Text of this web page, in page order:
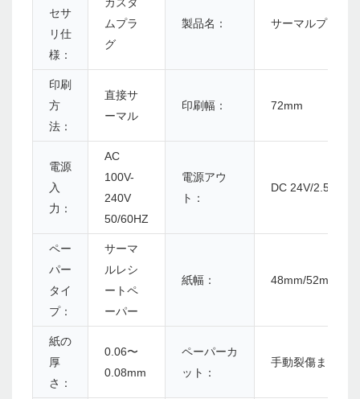
セサ
リ仕
様：
ムプラ
グ
製品名： サーマルプリン
印刷
方
法：
直接サ
ーマル
印刷幅： 72mm
電源
入
力：
AC
100V-
240V
50/60HZ
電源アウ
ト：
DC 24V/2.5A
ペー
パー
タイ
プ：
サーマ
ルレシ
ートペ
ーパー
紙幅： 48mm/52mm/
紙の
厚
さ：
0.06〜
0.08mm
ペーパーカ
ット：
手動裂傷または